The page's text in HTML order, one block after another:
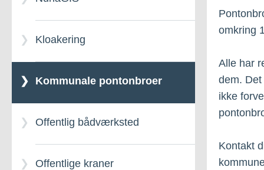
Klage
Kloakering
Kommunale pontonbroer
Offentlig bådværksted
Offentlige kraner
omkring
Alle har
dem.
ikke
Kontakt